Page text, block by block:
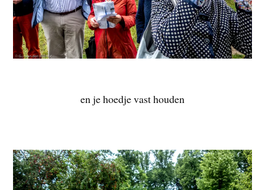
en je hoedje vast houden